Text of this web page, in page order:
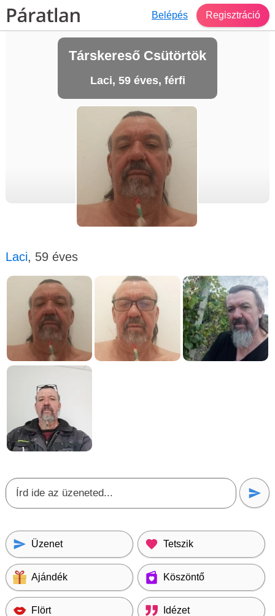
Belépés Regisztráció
Társkereső Csütörtök
Laci, 59 éves, férfi
Laci, 59 éves
Üzenet Tetszik
Ajándék Köszöntő
Flört Idézet